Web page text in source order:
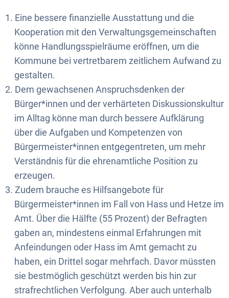
Eine bessere finanzielle Ausstattung und die
Kooperation mit den Verwaltungsgemeinschaften
könne Handlungsspielräume eröffnen, um die
Kommune bei vertretbarem zeitlichem Aufwand zu
gestalten.
Dem gewachsenen Anspruchsdenken der
Bürger*innen und der verhärteten Diskussionskultur
im Alltag könne man durch bessere Aufklärung
über die Aufgaben und Kompetenzen von
Bürgermeister*innen entgegentreten, um mehr
Verständnis für die ehrenamtliche Position zu
erzeugen.
Zudem brauche es Hilfsangebote für
Bürgermeister*innen im Fall von Hass und Hetze im
Amt. Über die Hälfte (55 Prozent) der Befragten
gaben an, mindestens einmal Erfahrungen mit
Anfeindungen oder Hass im Amt gemacht zu
haben, ein Drittel sogar mehrfach. Davor müssten
sie bestmöglich geschützt werden bis hin zur
strafrechtlichen Verfolgung. Aber auch unterhalb